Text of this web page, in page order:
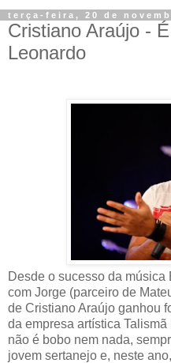
terça-feira, 20 de
Cristiano Araújo -
Leonardo
Desde o sucesso da música
com Jorge (parceiro de
de Cristiano Araújo ganhou
da empresa artística
não é bobo nem nada,
jovem sertanejo e, neste